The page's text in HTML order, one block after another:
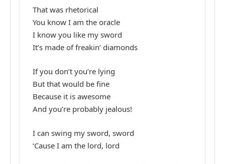
That was rhetorical
You know I am the oracle
I know you like my sword
It’s made of freakin’ diamonds
If you don’t you’re lying
But that would be fine
Because it is awesome
And you’re probably jealous!
I can swing my sword, sword
‘Cause I am the lord, lord